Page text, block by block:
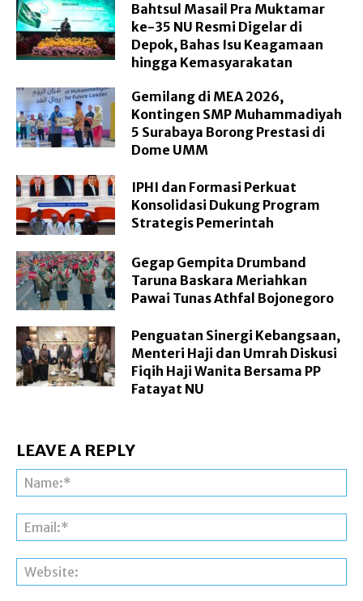
Bahtsul Masail Pra Muktamar
ke-35 NU Resmi Digelar di
Depok, Bahas Isu Keagamaan
hingga Kemasyarakatan
Gemilang di MEA 2026,
Kontingen SMP Muhammadiyah
5 Surabaya Borong Prestasi di
Dome UMM
IPHI dan Formasi Perkuat
Konsolidasi Dukung Program
Strategis Pemerintah
Gegap Gempita Drumband
Taruna Baskara Meriahkan
Pawai Tunas Athfal Bojonegoro
Penguatan Sinergi Kebangsaan,
Menteri Haji dan Umrah Diskusi
Fiqih Haji Wanita Bersama PP
Fatayat NU
LEAVE A REPLY